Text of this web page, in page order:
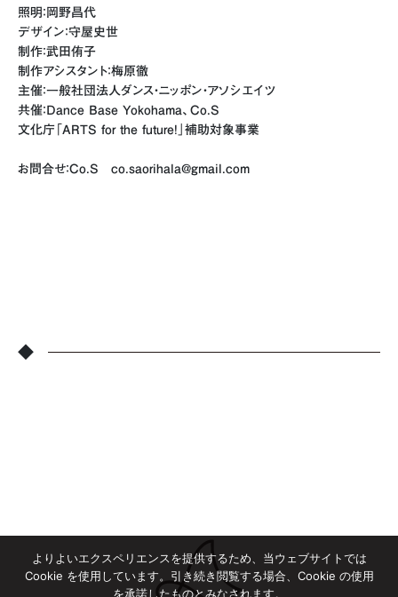
照明：岡野昌代
デザイン：守屋史世
制作：武田侑子
制作アシスタント：梅原徹
主催：一般社団法人ダンス・ニッポン・アソシエイツ
共催：Dance Base Yokohama、Co.S
文化庁「ARTS for the future!」補助対象事業
お問合せ：Co.S co.saorihala@gmail.com
◆
よりよいエクスペリエンスを提供するため、当ウェブサイトでは
Cookie を使用しています。引き続き閲覧する場合、Cookie の使用
を承諾したものとみなされます。